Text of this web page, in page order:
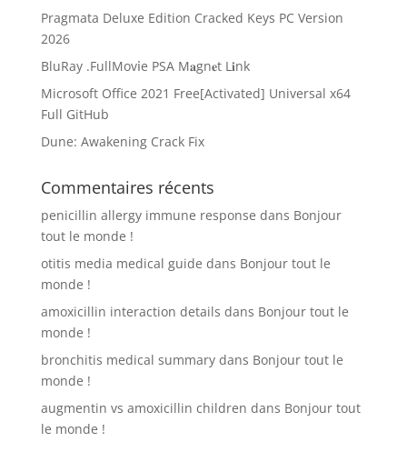
Pragmata Deluxe Edition Cracked Keys PC Version
2026
BluRay .FullMov𝗂e PSA M𝐚gn𝐞t L𝐢nk
Microsoft Office 2021 Free[Activated] Universal x64
Full GitHub
Dune: Awakening Crack Fix
Commentaires récents
penicillin allergy immune response dans Bonjour
tout le monde !
otitis media medical guide dans Bonjour tout le
monde !
amoxicillin interaction details dans Bonjour tout le
monde !
bronchitis medical summarydans Bonjour tout le
monde !
augmentin vs amoxicillin children dans Bonjour tout
le monde !